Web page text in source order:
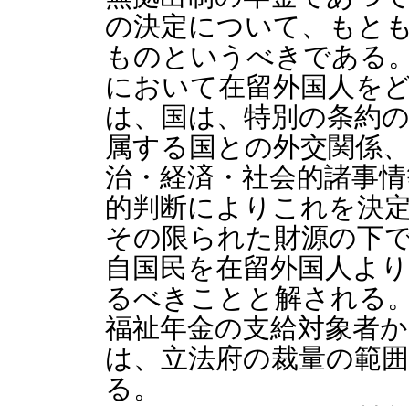
の決定について、もと
ものというべきである
において在留外国人を
は、国は、特別の条約
属する国との外交関係
治・経済・社会的諸事
的判断によりこれを決
その限られた財源の下
自国民を在留外国人よ
るべきことと解される
福祉年金の支給対象者
は、立法府の裁量の範
る。